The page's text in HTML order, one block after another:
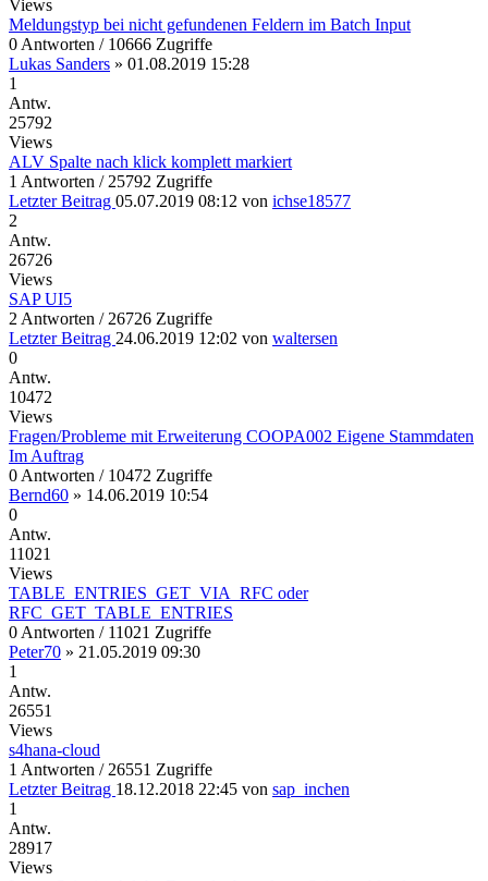
Views
Meldungstyp bei nicht gefundenen Feldern im Batch Input
0 Antworten / 10666 Zugriffe
Lukas Sanders » 01.08.2019 15:28
1
Antw.
25792
Views
ALV Spalte nach klick komplett markiert
1 Antworten / 25792 Zugriffe
Letzter Beitrag 05.07.2019 08:12 von ichse18577
2
Antw.
26726
Views
SAP UI5
2 Antworten / 26726 Zugriffe
Letzter Beitrag 24.06.2019 12:02 von waltersen
0
Antw.
10472
Views
Fragen/Probleme mit Erweiterung COOPA002 Eigene Stammdaten
Im Auftrag
0 Antworten / 10472 Zugriffe
Bernd60 » 14.06.2019 10:54
0
Antw.
11021
Views
TABLE_ENTRIES_GET_VIA_RFC oder
RFC_GET_TABLE_ENTRIES
0 Antworten / 11021 Zugriffe
Peter70 » 21.05.2019 09:30
1
Antw.
26551
Views
s4hana-cloud
1 Antworten / 26551 Zugriffe
Letzter Beitrag 18.12.2018 22:45 von sap_inchen
1
Antw.
28917
Views